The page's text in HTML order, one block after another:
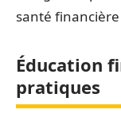
santé
Éducation
pratiques